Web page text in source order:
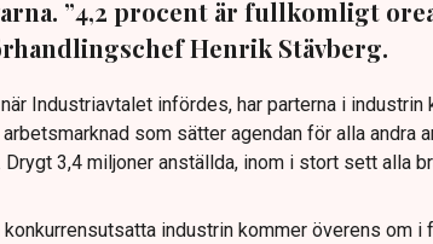
”4,2 procent är fullkomligt
Henrik Stävberg.
Industriavtalet infördes, har parterna i
som sätter agendan för alla andra
3,4 miljoner anställda, inom i stort sett alla
industrin kommer överens om i